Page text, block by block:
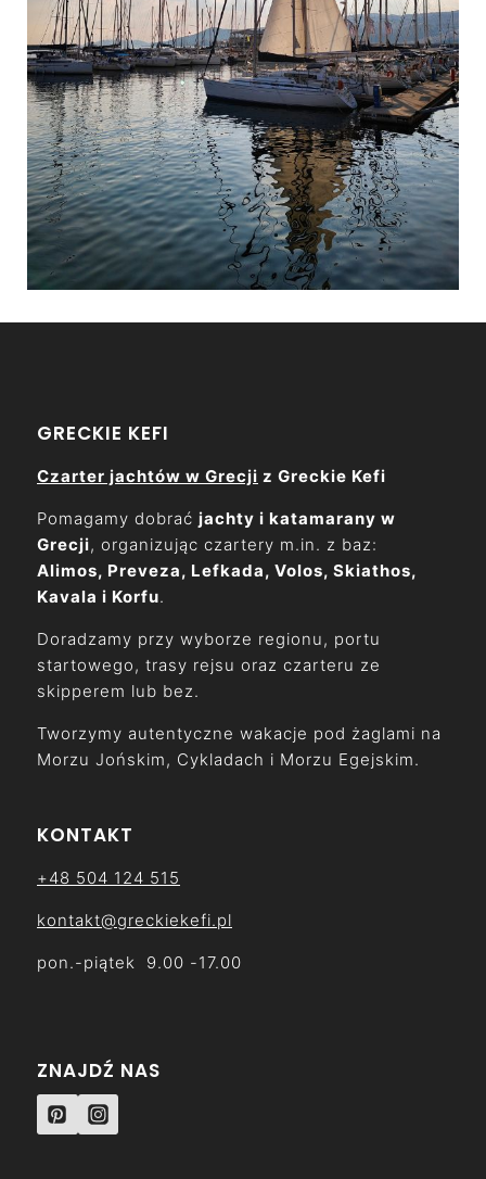
GRECKIE KEFI
Czarter jachtów w Grecji z Greckie Kefi
Pomagamy dobrać jachty i katamarany w
Grecji, organizując czartery m.in. z baz:
Alimos, Preveza, Lefkada, Volos, Skiathos,
Kavala i Korfu.
Doradzamy przy wyborze regionu, portu
startowego, trasy rejsu oraz czarteru ze
skipperem lub bez.
Tworzymy autentyczne wakacje pod żaglami na
Morzu Jońskim, Cykladach i Morzu Egejskim.
KONTAKT
+48 504 124 515
kontakt@greckiekefi.pl
pon.-piątek 9.00 -17.00
ZNAJDŹ NAS